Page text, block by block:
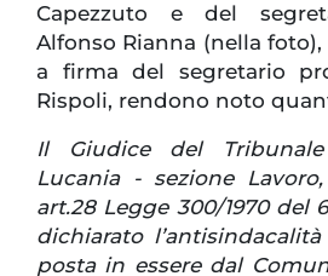
Capezzuto e del
Alfonso Rianna (nella foto),
a firma del segretario
Rispoli, rendono noto
Il Giudice del
Lucania - sezione
art.28 Legge 300/1970 del
dichiarato
posta in essere dal